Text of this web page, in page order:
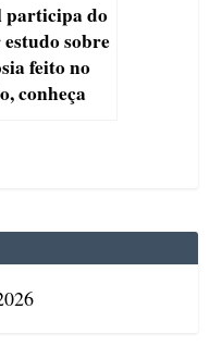
participa do
sobre
feito no
conheça